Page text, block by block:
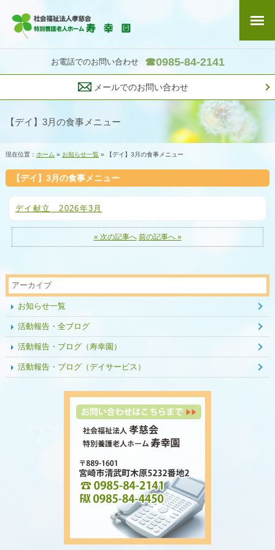
お電話でのお問い合わせ ☎0985-84-2141
メールでのお問い合わせ
【デイ】3月の食事メニュー
現在位置： ホーム » お知らせ一覧» 【デイ】3月の食事メニュー
【デイ】3月の食事メニュー
デイ献立 2026年3月
« 次の記事へ 前の記事へ »
アーカイブ
お知らせ一覧
活動報告・全ブログ
活動報告・ブログ（寿幸園）
活動報告・ブログ（デイサービス）